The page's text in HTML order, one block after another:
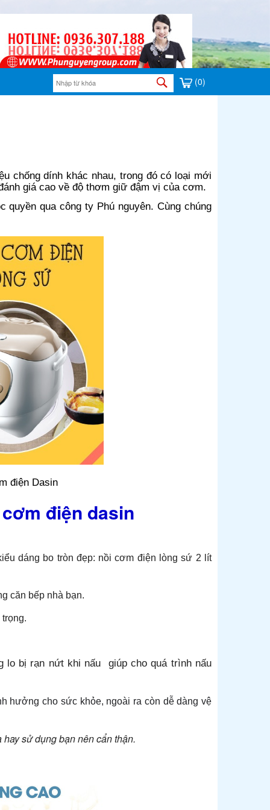
(0)
chống dính khác nhau, trong đó có loại mới
giá cao về độ thơm giữ đậm vị của cơm.
qua công ty Phú nguyên. Cùng chúng
điện Dasin
điện dasin
dáng bo tròn đẹp: nồi cơm điện lòng sứ 2 lít
căn bếp nhà bạn.
lo bị rạn nứt khi nấu giúp cho quá trình nấu
hưởng cho sức khỏe, ngoài ra còn dễ dàng vệ
sử dụng bạn nên cẩn thận.